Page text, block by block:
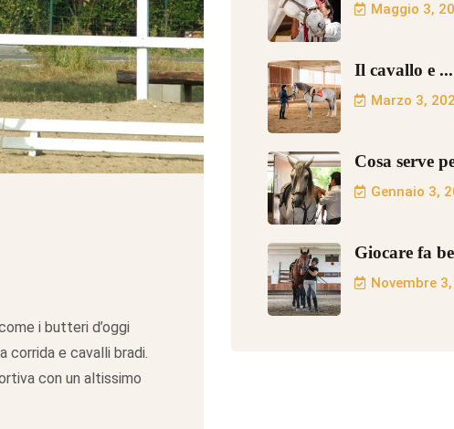
i butteri d’oggi
corrida e cavalli bradi.
con un altissimo
Maggio 3,
Il cavallo e ...
Marzo 3,
Cosa serve
Gennaio 3,
Giocare fa
Novembre